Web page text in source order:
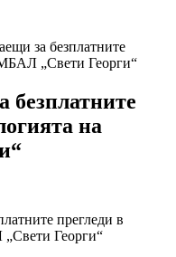
за безплатните
„Свети Георги“
безплатните
на